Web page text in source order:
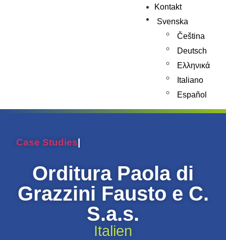
Kontakt
Svenska
Čeština
Deutsch
Ελληνικά
Italiano
Español
Case Studies
Orditura Paola di
Grazzini Fausto e C.
S.a.s.
Italien